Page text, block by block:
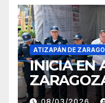
ATIZAPÁN DE
INICIA EN
«SÍ AL